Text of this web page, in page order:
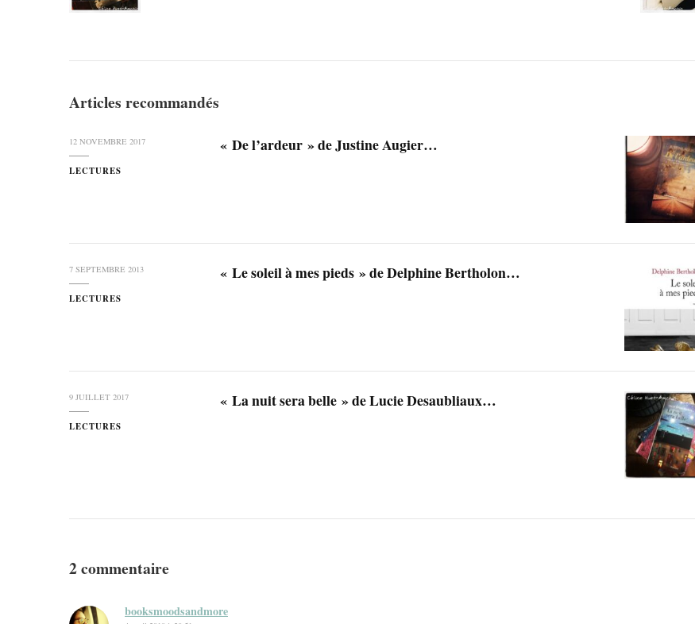
Articles recommandés
12 NOVEMBRE 2017
LECTURES
« De l’ardeur » de Justine Augier…
7 SEPTEMBRE 2013
LECTURES
« Le soleil à mes pieds » de Delphine Bertholon…
9 JUILLET 2017
LECTURES
« La nuit sera belle » de Lucie Desaubliaux…
2 commentaire
booksmoodsandmore